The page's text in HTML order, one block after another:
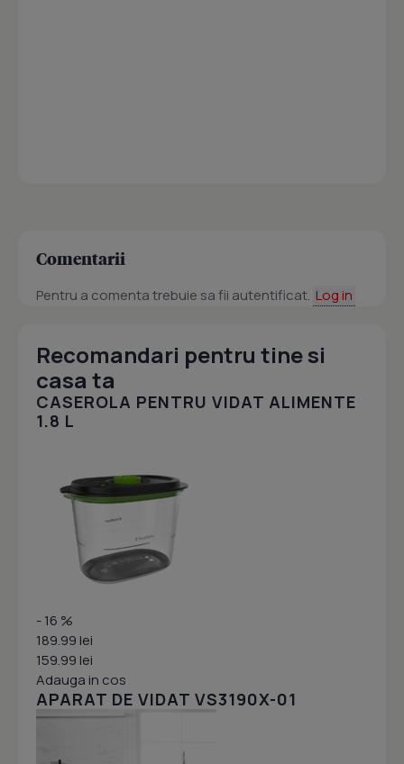
Comentarii
Pentru a comenta trebuie sa fii autentificat. Log in
Recomandari pentru tine si
casa ta
CASEROLA PENTRU VIDAT ALIMENTE
1.8 L
- 16 %
189.99 lei
159.99 lei
Adauga in cos
APARAT DE VIDAT VS3190X-01